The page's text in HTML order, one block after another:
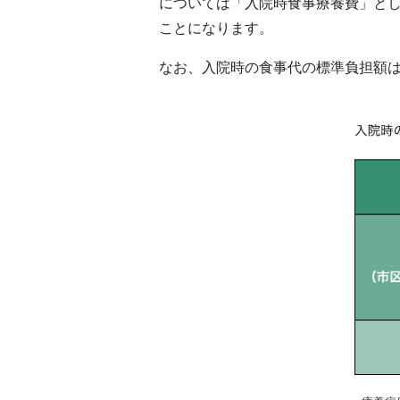
ことになります。
なお、入院時の食事代の標準負担額